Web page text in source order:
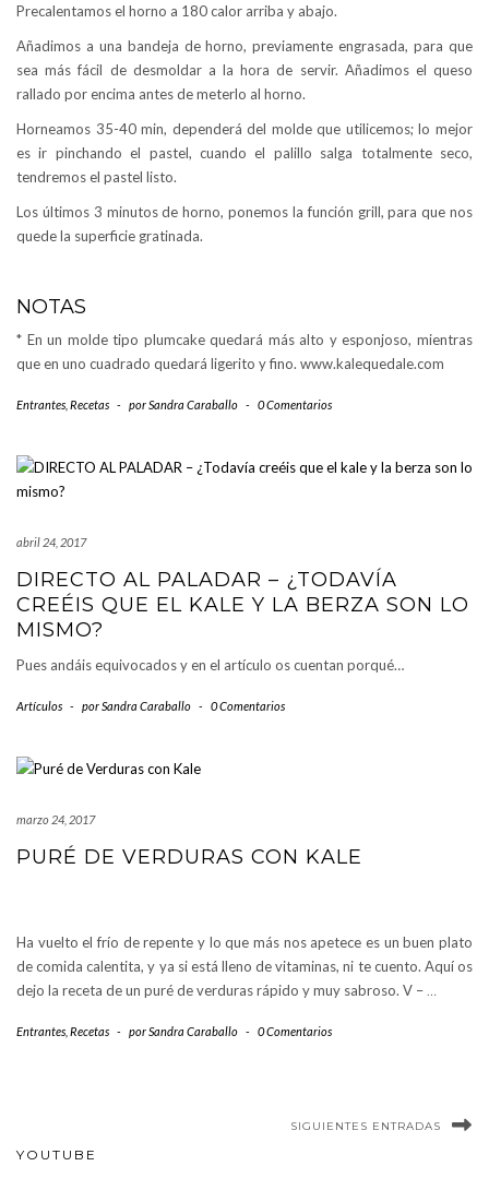
Precalentamos el horno a 180 calor arriba y abajo.
Añadimos a una bandeja de horno, previamente engrasada, para que
sea más fácil de desmoldar a la hora de servir. Añadimos el queso
rallado por encima antes de meterlo al horno.
Horneamos 35-40 min, dependerá del molde que utilicemos; lo mejor
es ir pinchando el pastel, cuando el palillo salga totalmente seco,
tendremos el pastel listo.
Los últimos 3 minutos de horno, ponemos la función grill, para que nos
quede la superficie gratinada.
NOTAS
* En un molde tipo plumcake quedará más alto y esponjoso, mientras
que en uno cuadrado quedará ligerito y fino. www.kalequedale.com
Entrantes Recetas - porSandra Caraballo - 0 Comentarios
abril 24, 2017
DIRECTO AL PALADAR – ¿TODAVÍA
CREÉIS QUE EL KALE Y LA BERZA SON LO
MISMO?
Pues andáis equivocados y en el artículo os cuentan porqué…
Artículos - porSandra Caraballo - 0 Comentarios
marzo 24, 2017
PURÉ DE VERDURAS CON KALE
Ha vuelto el frío de repente y lo que más nos apetece es un buen plato
de comida calentita, y ya si está lleno de vitaminas, ni te cuento. Aquí os
dejo la receta de un puré de verduras rápido y muy sabroso. V – …
Entrantes Recetas - porSandra Caraballo - 0 Comentarios
SIGUIENTES ENTRADAS
YOUTUBE